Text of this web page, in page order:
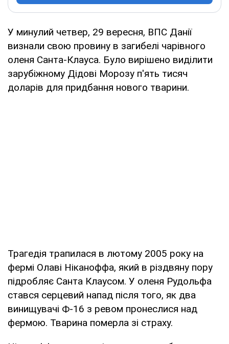
У минулий четвер, 29 вересня, ВПС Данії
визнали свою провину в загибелі чарівного
оленя Санта-Клауса. Було вирішено виділити
зарубіжному Дідові Морозу п'ять тисяч
доларів для придбання нового тварини.
Трагедія трапилася в лютому 2005 року на
фермі Олаві Ніканоффа, який в різдвяну пору
підробляє Санта Клаусом. У оленя Рудольфа
стався серцевий напад після того, як два
винищувачі Ф-16 з ревом пронеслися над
фермою. Тварина померла зі страху.